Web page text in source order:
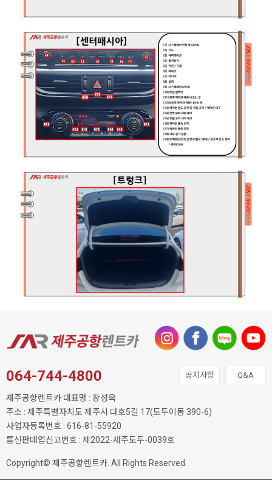
064-744-4800 공지사항 Q&A
제주공항렌트카 대표명 : 장성욱
주소 : 제주특별자치도 제주시 다호5길 17(도두이동 390-6)
사업자등록번호 : 616-81-55920
통신판매업신고번호 : 제2022-제주도두-0039호
Copyright© 제주공항렌트카. All Rights Reserved.